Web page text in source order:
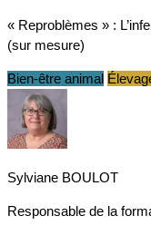
« Reproblèmes » :
(sur mesure)
Bien-être animal
Sylviane BOULOT
Responsable de la